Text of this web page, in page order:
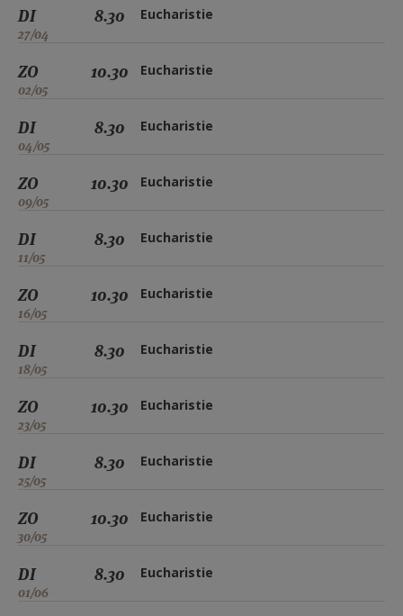
DI
27/04
8.30 Eucharistie
ZO
02/05
10.30 Eucharistie
DI
04/05
8.30 Eucharistie
ZO
09/05
10.30 Eucharistie
DI
11/05
8.30 Eucharistie
ZO
16/05
10.30 Eucharistie
DI
18/05
8.30 Eucharistie
ZO
23/05
10.30 Eucharistie
DI
25/05
8.30 Eucharistie
ZO
30/05
10.30 Eucharistie
DI
01/06
8.30 Eucharistie